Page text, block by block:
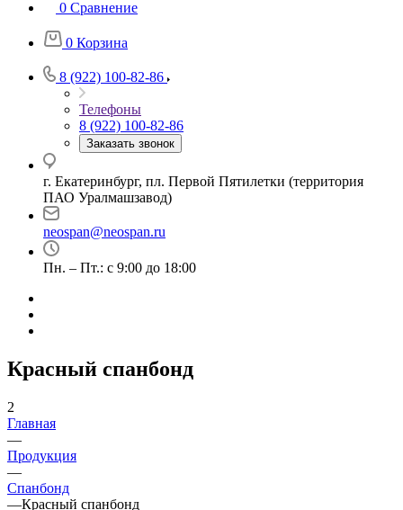
0 Сравнение
0 Корзина
8 (922) 100-82-86
Телефоны
8 (922) 100-82-86
Заказать звонок
г. Екатеринбург, пл. Первой Пятилетки (территория
ПАО Уралмашзавод)
neospan@neospan.ru
Пн. – Пт.: с 9:00 до 18:00
Красный спанбонд
2
Главная
—
Продукция
—
Спанбонд
—Красный спанбонд